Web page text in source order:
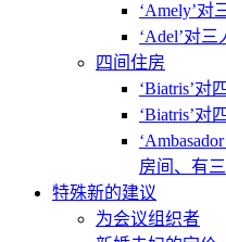
‘Amely’对
‘Adel’对
四间住房
‘Biatris’
‘Biatris’
房间、有
特殊新的建议
为会议组织者